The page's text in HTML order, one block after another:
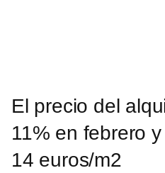
El precio del
11% en febrero
14 euros/m2